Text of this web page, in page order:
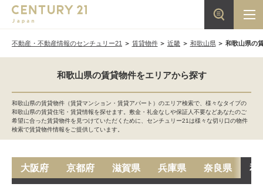
不動産・不動産情報のセンチュリー21 賃貸物件 近畿 和歌山県 和歌山県の
和歌山県の賃貸物件をエリアから探す
和歌山県の賃貸物件（賃貸マンション・賃貸アパート）のエリア検索で、様々なタイプの
和歌山県の賃貸住宅・賃貸情報を探せます。敷金・礼金なしや保証人不要などあなたのご
希望に合った賃貸物件を見つけていただくために、センチュリー21は様々な切り口の物件
検索で賃貸物件情報をご提供しています。
大阪府 京都府 滋賀県 兵庫県 奈良県 和